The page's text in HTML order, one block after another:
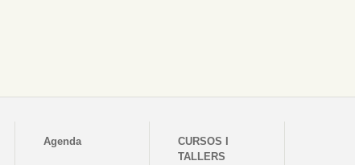
Agenda
CURSOS I
TALLERS